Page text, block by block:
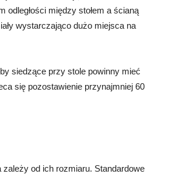
odległości między stołem a ścianą
wystarczająco dużo miejsca na
siedzące przy stole powinny mieć
się pozostawienie przynajmniej 60
zależy od ich rozmiaru. Standardowe